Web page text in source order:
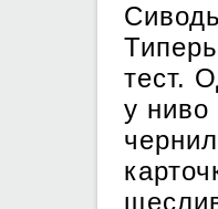
тест.
у